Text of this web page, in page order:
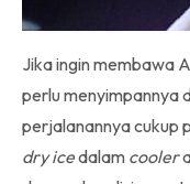
Jika ingin membawa
perlu menyimpannya
perjalanannya cukup
dry icedalam cooler